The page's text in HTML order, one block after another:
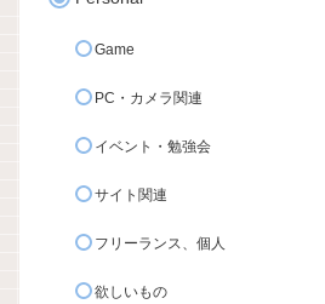
Game
PC・カメラ関連
イベント・勉強会
サイト関連
フリーランス、個人
欲しいもの